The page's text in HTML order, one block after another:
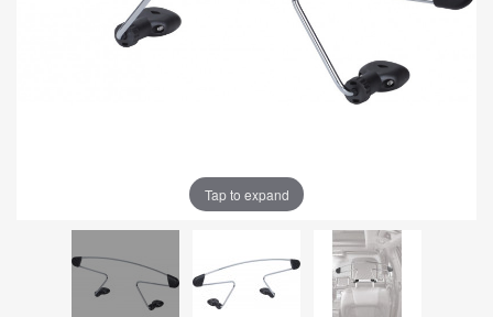
Tap to expand